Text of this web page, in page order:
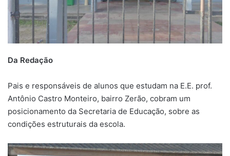
Da Redação
Pais e responsáveis de alunos que estudam na E.E. prof.
Antônio Castro Monteiro, bairro Zerão, cobram um
posicionamento da Secretaria de Educação, sobre as
condições estruturais da escola.